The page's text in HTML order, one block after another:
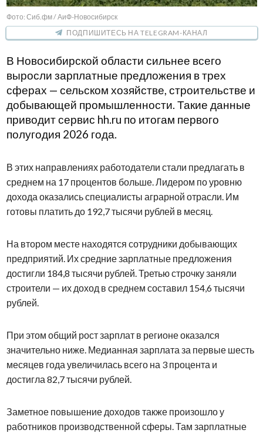
Фото: Сиб.фм / АиФ-Новосибирск
ПОДПИШИТЕСЬ НА TELEGRAM-КАНАЛ
В Новосибирской области сильнее всего
выросли зарплатные предложения в трех
сферах — сельском хозяйстве, строительстве и
добывающей промышленности. Такие данные
приводит сервис hh.ru по итогам первого
полугодия 2026 года.
В этих направлениях работодатели стали предлагать в
среднем на 17 процентов больше. Лидером по уровню
дохода оказались специалисты аграрной отрасли. Им
готовы платить до 192,7 тысячи рублей в месяц.
На втором месте находятся сотрудники добывающих
предприятий. Их средние зарплатные предложения
достигли 184,8 тысячи рублей. Третью строчку заняли
строители — их доход в среднем составил 154,6 тысячи
рублей.
При этом общий рост зарплат в регионе оказался
значительно ниже. Медианная зарплата за первые шесть
месяцев года увеличилась всего на 3 процента и
достигла 82,7 тысячи рублей.
Заметное повышение доходов также произошло у
работников производственной сферы. Там зарплатные